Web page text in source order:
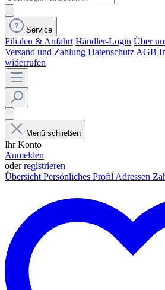
Service
Filialen & Anfahrt Händler-Login Über
Versand und Zahlung Datenschutz AGB
widerrufen
Menü schließen
Ihr Konto
Anmelden
oderregistrieren
Übersicht Persönliches Profil Adressen